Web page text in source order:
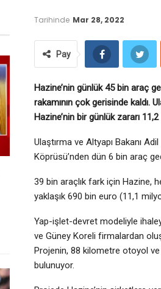
Tarihinde Mar 28, 2022
Pay
Hazine’nin günlük 45 bin araç
rakamının çok gerisinde kaldı.
Hazine’nin bir günlük zararı
Ulaştırma ve Altyapı Bakanı
Köprüsü’nden dün 6 bin araç
39 bin araçlık fark için Hazine,
yaklaşık 690 bin euro (11,1
Yap-işlet-devret modeliyle
ve Güney Koreli firmalardan
Projenin, 88 kilometre otoyol
bulunuyor.